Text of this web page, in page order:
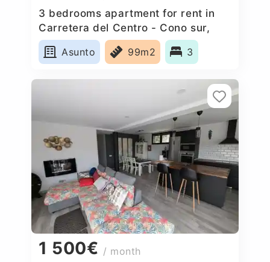
3 bedrooms apartment for rent in
Carretera del Centro - Cono sur,
Spain
Asunto
99m2 3
1 500€ / month